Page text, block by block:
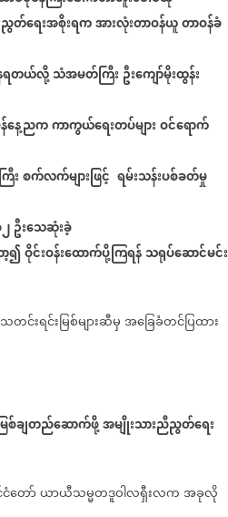
ညွတ်ရေးအစိုးရကအားလုံးတာဝန်ယူတာဝန်ခံ
ရတယ်လို့သံအမတ်ကြီး ဦးကျော်မိုးထွန်း
နေ့ညကကာကွယ်ရေးတပ်များဝင်ရောက်
းစက်လက်များဖြင့် ရမ်းသန်းပစ်ခတ်မှု
ဦးသေဆုံးခဲ့
၍ဝိုင်းဝန်းထောက်ပို့ကြရန်သရုပ်ဆောင်မင်း
င်းရင်းမြစ်များဆီမှအခြေခံတင်ပြထား
စ်ချတည်ဆောက်ဖို့အမျိုးသားညီညွတ်ရေး
တော်ယာယီသမ္မတဒူဝါလရှီးလကအခုလို